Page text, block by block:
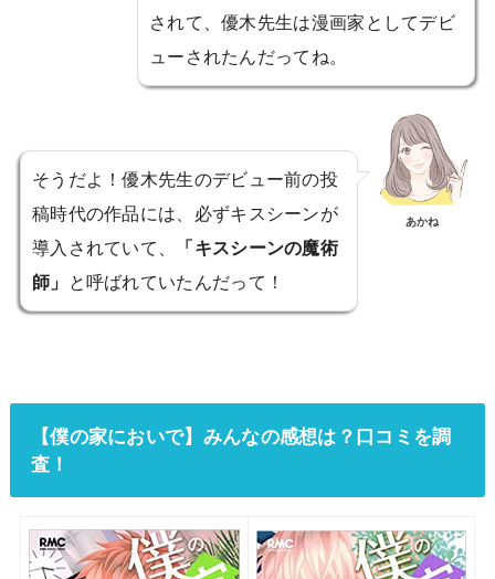
されて、優木先生は漫画家としてデビ
ューされたんだってね。
そうだよ！優木先生のデビュー前の投
稿時代の作品には、必ずキスシーンが
導入されていて、
「キスシーンの魔術
師」
と呼ばれていたんだって！
あかね
【僕の家においで】みんなの感想は？口コミを調
査！